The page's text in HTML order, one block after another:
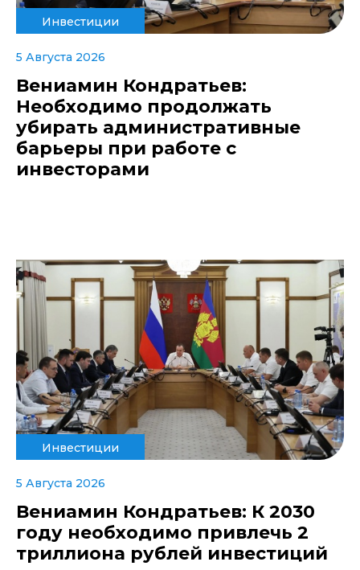
Инвестиции
5 Августа 2026
Вениамин Кондратьев:
Необходимо продолжать
убирать административные
барьеры при работе с
инвесторами
Инвестиции
5 Августа 2026
Вениамин Кондратьев: К 2030
году необходимо привлечь 2
триллиона рублей инвестиций